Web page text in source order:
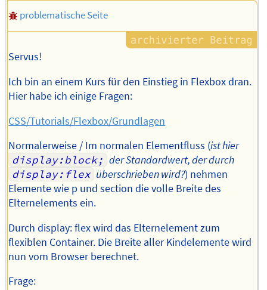
problematische Seite
Servus!
Ich bin an einem Kurs für den Einstieg in Flexbox dran.
Hier habe ich einige Fragen:
CSS/Tutorials/Flexbox/Grundlagen
Normalerweise / Im normalen Elementfluss (ist hier
display:block; der Standardwert, der durch
display:flex überschrieben wird?) nehmen
Elemente wie p und section die volle Breite des
Elternelements ein.
Durch display: flex wird das Elternelement zum
flexiblen Container. Die Breite aller Kindelemente wird
nun vom Browser berechnet.
Frage: